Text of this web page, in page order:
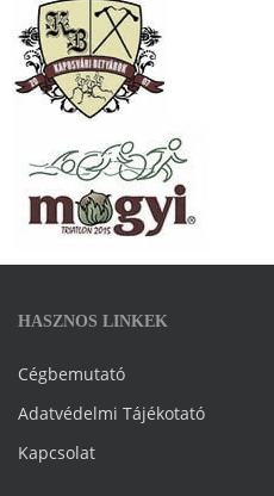
HASZNOS LINKEK
Cégbemutató
Adatvédelmi Tájékotató
Kapcsolat